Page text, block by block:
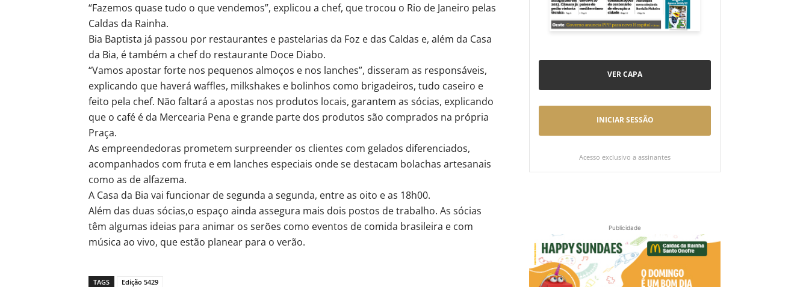
“Fazemos quase tudo o que vendemos”, explicou a chef, que trocou o Rio de Janeiro pelas
Caldas da Rainha.
Bia Baptista já passou por restaurantes e pastelarias da Foz e das Caldas e, além da Casa
da Bia, é também a chef do restaurante Doce Diabo.
“Vamos apostar forte nos pequenos almoços e nos lanches”, disseram as responsáveis,
explicando que haverá waffles, milkshakes e bolinhos como brigadeiros, tudo caseiro e
feito pela chef. Não faltará a apostas nos produtos locais, garantem as sócias, explicando
que o café é da Mercearia Pena e grande parte dos produtos são comprados na própria
Praça.
As empreendedoras prometem surpreender os clientes com gelados diferenciados,
acompanhados com fruta e em lanches especiais onde se destacam bolachas artesanais
como as de alfazema.
A Casa da Bia vai funcionar de segunda a segunda, entre as oito e as 18h00.
Além das duas sócias,o espaço ainda assegura mais dois postos de trabalho. As sócias
têm algumas ideias para animar os serões como eventos de comida brasileira e com
música ao vivo, que estão planear para o verão.
TAGS Edição 5429
VER CAPA
INICIAR SESSÃO
Acesso exclusivo a assinantes
Publicidade